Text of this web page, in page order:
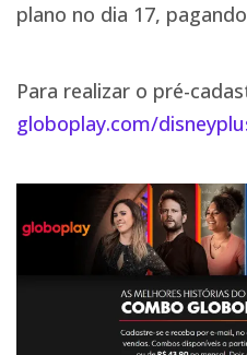
plano no dia 17,
Para realizar o pré-
globoplay.com/